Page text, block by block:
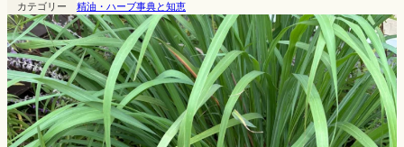
カテゴリー 精油・ハーブ事典と知恵